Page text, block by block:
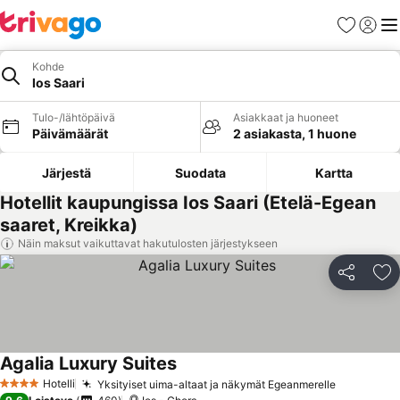
Suosikit
Kohde
Ios Saari
Tulo-/lähtöpäivä
Päivämäärät
Asiakkaat ja huoneet
2 asiakasta, 1 huone
Järjestä Suodata Kartta
Hotellit kaupungissa Ios Saari (Etelä-Egean
saaret, Kreikka)
Näin maksut vaikuttavat hakutulosten järjestykseen
Jaa
4 Tähtiluokitus
Hotelli Yksityiset uima-altaat ja näkymät Egeanmerelle
Agalia Luxury Suites